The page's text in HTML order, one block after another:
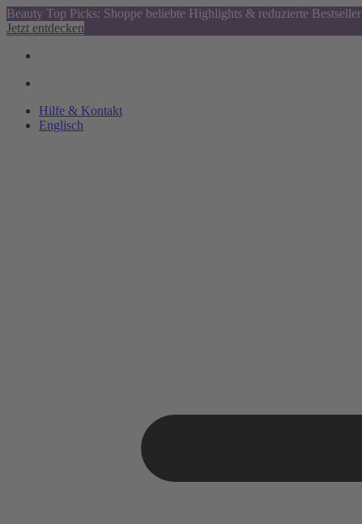
Beauty Top Picks: Shoppe beliebte Highlights & reduzierte Bestseller
Jetzt entdecken
Hilfe & Kontakt
Englisch